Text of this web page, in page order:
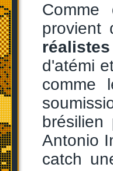
provient
réalistes
d'atémi
comme
Antonio
catch